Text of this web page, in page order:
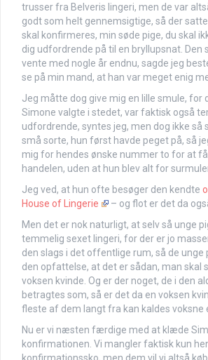
trusser fra Belveris lingeri, men de var
godt som helt gennemsigtige, så der
skal konfirmeres, min søde pige, du skal
dig udfordrende på til en bryllupsnat. Den
vente med nogle år endnu, sagde jeg
se på min mand, at han var meget enig
Jeg måtte dog give mig en lille smule, for
Simone valgte i stedet, var faktisk også
udfordrende, syntes jeg, men dog ikke så
små sorte, hun først havde peget på, så
mig for hendes ønske nummer to for at
handelen, uden at hun blev alt for
Jeg ved, at hun ofte besøger den kendte
House of Lingerie
– og flot er det da
Men det er nok naturligt, at selv så unge
temmelig sexet lingeri, for der er jo
den slags i det offentlige rum, så de
den opfattelse, at det er sådan, man skal
voksen kvinde. Og er der noget, de i den
betragtes som, så er det da en voksen
fleste af dem langt fra kan kaldes voksne
Nu er vi næsten færdige med at klæde
konfirmationen. Vi mangler faktisk kun
konfirmationssko, men dem vil vi altså